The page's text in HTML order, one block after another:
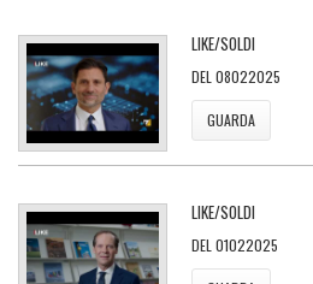
LIKE/SOLDI
DEL 08022025
GUARDA
LIKE/SOLDI
DEL 01022025